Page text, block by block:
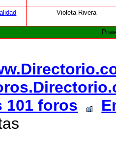
Violeta Rivera
101 foros